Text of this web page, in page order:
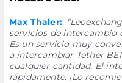
Max Thaler::
servicios de intercambio
Es un servicio muy
a intercambiar Tether
cualquier cantidad. El
rápidamente. ¡Lo